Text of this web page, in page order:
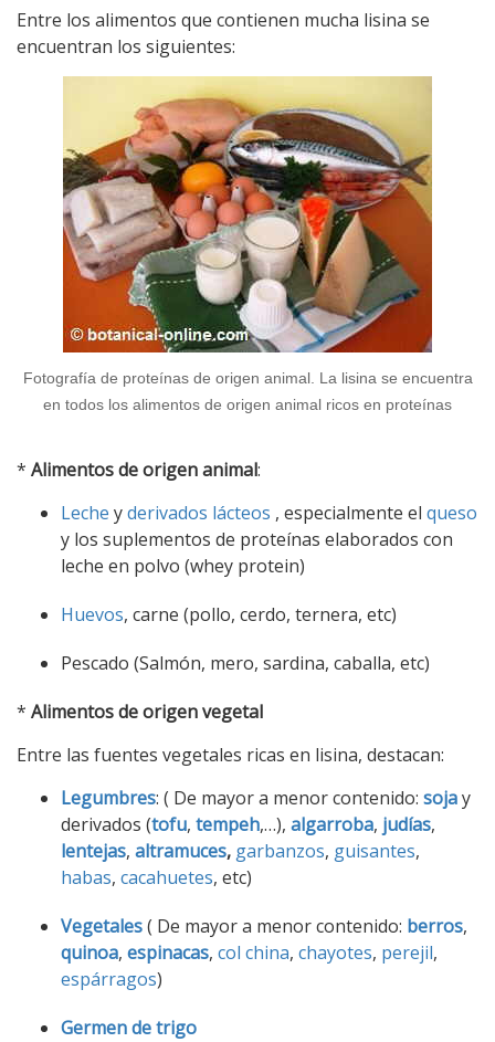
Entre los alimentos que contienen mucha lisina se
encuentran los siguientes:
Fotografía de proteínas de origen animal. La lisina se encuentra
en todos los alimentos de origen animal ricos en proteínas
* Alimentos de origen animal:
Leche yderivados lácteos , especialmente el queso
y los suplementos de proteínas elaborados con
leche en polvo (whey protein)
Huevos, carne (pollo, cerdo, ternera, etc)
Pescado (Salmón, mero, sardina, caballa, etc)
* Alimentos de origen vegetal
Entre las fuentes vegetales ricas en lisina, destacan:
Legumbres: ( De mayor a menor contenido: sojay
derivados (tofu, tempeh,…), algarroba, judías,
lentejas, altramuces, garbanzos, guisantes,
habas, cacahuetes, etc)
Vegetales( De mayor a menor contenido: berros,
quinoa, espinacas, col china, chayotes, perejil,
espárragos)
Germen de trigo